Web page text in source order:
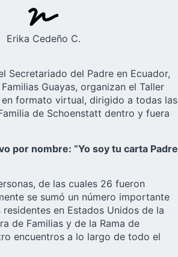
Erika Cedeño C.
Secretariado del Padre en Ecuador,
Guayas, organizan el Taller
en formato virtual, dirigido a todas las
de Schoenstatt dentro y fuera
por nombre: “Yo soy tu carta Padre
de las cuales 26 fueron
se sumó un número importante
en Estados Unidos de la
de Familias y de la Rama de
encuentros a lo largo de todo el